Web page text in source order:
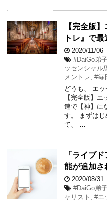
【完全版
トレ』で
2020/11/06
#DaiGo弟子
ッセンシャル
メントレ #毎
どうも、 エッ
【完全版】
速で【神】に
す。 まずはじ
て、 …
「ライブ
能が追加さ
2020/08/31
#DaiGo弟子
ャリスト
#エ